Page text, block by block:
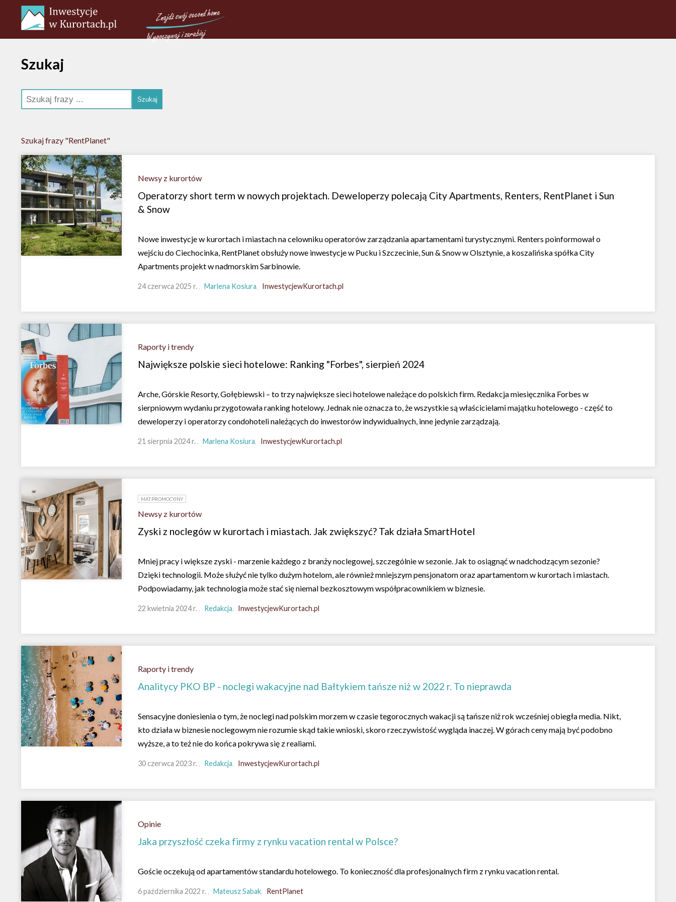
Szukaj
Szukaj frazy "RentPlanet"
Newsy z kurortów
Operatorzy short term w nowych projektach. Deweloperzy polecają City Apartments, Renters, RentPlanet i Sun
& Snow
Nowe inwestycje w kurortach i miastach na celowniku operatorów zarządzania apartamentami turystycznymi. Renters poinformował o
wejściu do Ciechocinka, RentPlanet obsłuży nowe inwestycje w Pucku i Szczecinie, Sun & Snow w Olsztynie, a koszalińska spółka City
Apartments projekt w nadmorskim Sarbinowie.
24 czerwca 2025 r. Marlena Kosiura InwestycjewKurortach.pl
Raporty i trendy
Największe polskie sieci hotelowe: Ranking "Forbes", sierpień 2024
Arche, Górskie Resorty, Gołębiewski – to trzy największe sieci hotelowe należące do polskich firm. Redakcja miesięcznika Forbes w
sierpniowym wydaniu przygotowała ranking hotelowy. Jednak nie oznacza to, że wszystkie są właścicielami majątku hotelowego - część to
deweloperzy i operatorzy condohoteli należących do inwestorów indywidualnych, inne jedynie zarządzają.
21 sierpnia 2024 r. Marlena Kosiura InwestycjewKurortach.pl
MAT.PROMOCYJNY
Newsy z kurortów
Zyski z noclegów w kurortach i miastach. Jak zwiększyć? Tak działa SmartHotel
Mniej pracy i większe zyski - marzenie każdego z branży noclegowej, szczególnie w sezonie. Jak to osiągnąć w nadchodzącym sezonie?
Dzięki technologii. Może służyć nie tylko dużym hotelom, ale również mniejszym pensjonatom oraz apartamentom w kurortach i miastach.
Podpowiadamy, jak technologia może stać się niemal bezkosztowym współpracownikiem w biznesie.
22 kwietnia 2024 r. Redakcja InwestycjewKurortach.pl
Raporty i trendy
Analitycy PKO BP - noclegi wakacyjne nad Bałtykiem tańsze niż w 2022 r. To nieprawda
Sensacyjne doniesienia o tym, że noclegi nad polskim morzem w czasie tegorocznych wakacji są tańsze niż rok wcześniej obiegła media. Nikt,
kto działa w biznesie noclegowym nie rozumie skąd takie wnioski, skoro rzeczywistość wygląda inaczej. W górach ceny mają być podobno
wyższe, a to też nie do końca pokrywa się z realiami.
30 czerwca 2023 r. Redakcja InwestycjewKurortach.pl
Opinie
Jaka przyszłość czeka firmy z rynku vacation rental w Polsce?
Goście oczekują od apartamentów standardu hotelowego. To konieczność dla profesjonalnych firm z rynku vacation rental.
6 października 2022 r. Mateusz Sabak RentPlanet